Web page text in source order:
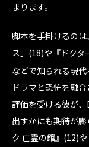
まります。
脚本を手掛けるの
ス」(18)や『ドクタ
などで知られる現代
ドラマと恐怖を融
評価を受ける彼が
出すかにも期待が
ク 亡霊の館』(12)